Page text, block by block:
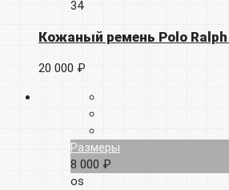
34
Кожаный ремень Polo Ralph
20 000 ₽
Размеры
8 000 ₽
os